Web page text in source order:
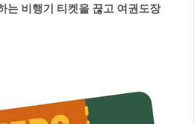
비행기 티켓을 끊고 여권도장